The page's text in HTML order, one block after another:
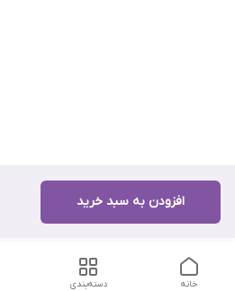
افزودن به سبد خرید
دسته‌بندی خانه